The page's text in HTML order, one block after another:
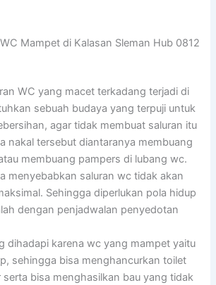
Mampet di Kalasan Sleman Hub 0812
WC yang macet terkadang terjadi di
sebuah budaya yang terpuji untuk
agar tidak membuat saluran itu
nakal tersebut diantaranya membuang
membuang pampers di lubang wc.
menyebabkan saluran wc tidak akan
Sehingga diperlukan pola hidup
dengan penjadwalan penyedotan
dihadapi karena wc yang mampet yaitu
sehingga bisa menghancurkan toilet
serta bisa menghasilkan bau yang tidak